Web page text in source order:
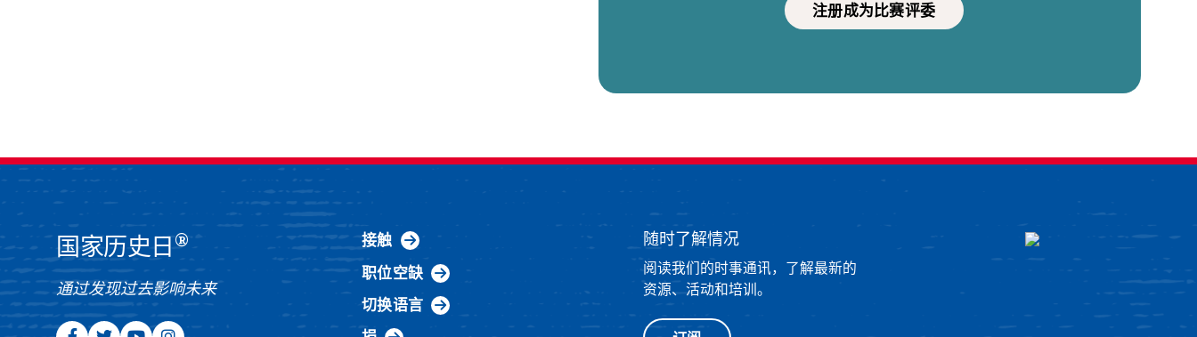
注册成为比赛评委
国家历史日®
通过发现过去影响未来
接触
职位空缺
切换语言
随时了解情况
阅读我们的时事通讯，了解最新的
资源、活动和培训。